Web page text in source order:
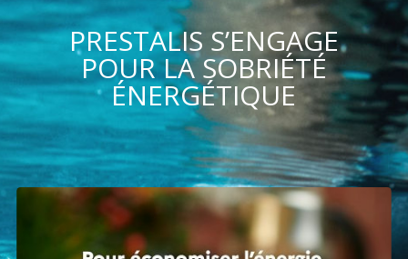
PRESTALIS S’ENGAGE
POUR LA SOBRIÉTÉ
ÉNERGÉTIQUE